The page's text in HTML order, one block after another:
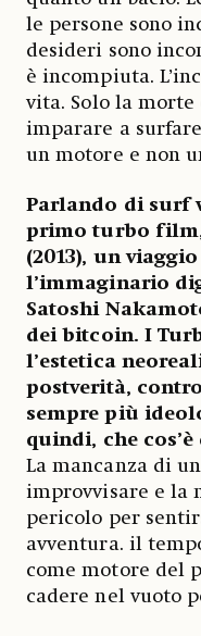
le persone sono
desideri sono
è incompiuta.
vita. Solo la morte
imparare a
un motore e non
Parlando di surf
primo turbo film,
(2013), un
l’immaginario
Satoshi
dei bitcoin. I
l’estetica
postverità,
sempre più
quindi, che cos’è
La mancanza di
improvvisare e la
pericolo per
avventura. il
come motore del
cadere nel vuoto